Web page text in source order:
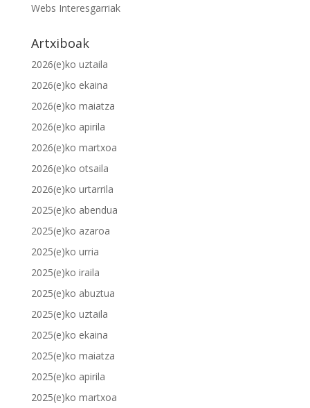
Webs Interesgarriak
Artxiboak
2026(e)ko uztaila
2026(e)ko ekaina
2026(e)ko maiatza
2026(e)ko apirila
2026(e)ko martxoa
2026(e)ko otsaila
2026(e)ko urtarrila
2025(e)ko abendua
2025(e)ko azaroa
2025(e)ko urria
2025(e)ko iraila
2025(e)ko abuztua
2025(e)ko uztaila
2025(e)ko ekaina
2025(e)ko maiatza
2025(e)ko apirila
2025(e)ko martxoa